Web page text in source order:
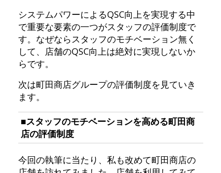
システムパワーによるQSC向上を実現する中
で重要な要素の一つがスタッフの評価制度で
す。なぜならスタッフのモチベーション無く
して、店舗のQSC向上は絶対に実現しないか
らです。
次は町田商店グループの評価制度を見ていき
ます。
■スタッフのモチベーションを高める町田商
店の評価制度
今回の執筆に当たり、私も改めて町田商店の